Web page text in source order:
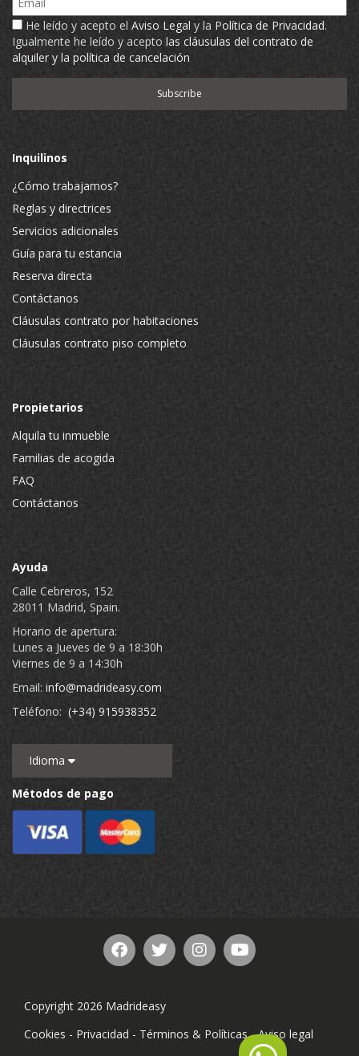
He leído y acepto el Aviso Legal y la Política de Privacidad.
Igualmente he leído y acepto las cláusulas del contrato de
alquiler y la política de cancelación
Inquilinos
¿Cómo trabajamos?
Reglas y directrices
Servicios adicionales
Guía para tu estancia
Reserva directa
Contáctanos
Cláusulas contrato por habitaciones
Cláusulas contrato piso completo
Propietarios
Alquila tu inmueble
Familias de acogida
FAQ
Contáctanos
Ayuda
Calle Cebreros, 152
28011 Madrid, Spain.
Horario de apertura:
Lunes a Jueves de 9 a 18:30h
Viernes de 9 a 14:30h
Email: info@madrideasy.com
Teléfono: (+34) 915938352
Idioma
Métodos de pago
Copyright 2026 Madrideasy
Cookies - Privacidad - Términos & Políticas-Aviso legal